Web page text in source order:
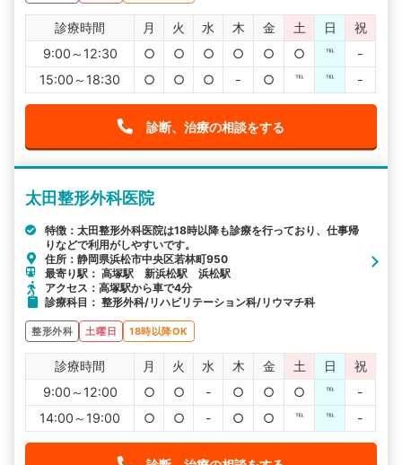
診療時間 月 火 水 木 金 土 日
祝
9:00～12:30
○ ○ ○ ○ ○ ○ ℡
-
15:00～18:30
○ ○ ○ - ○ ℡ ℡ -
診断、治療の相談をする
太田整形外科医院
特徴：太田整形外科医院は18時以降も診療を行っており、仕事帰
りなどで利用がしやすいです。
住所：静岡県浜松市中央区若林町950
最寄り駅： 高塚駅 新浜松駅 浜松駅
アクセス：高塚駅から車で4分
診療科目： 整形外科/リハビリテーション科/リウマチ科
整形外科 土曜日 18時以降OK
診療時間 月 火 水 木 金 土 日
祝
9:00～12:00
○ ○ - ○ ○ ○ ℡
-
14:00～19:00
○ ○ - ○ ○ ℡ ℡ -